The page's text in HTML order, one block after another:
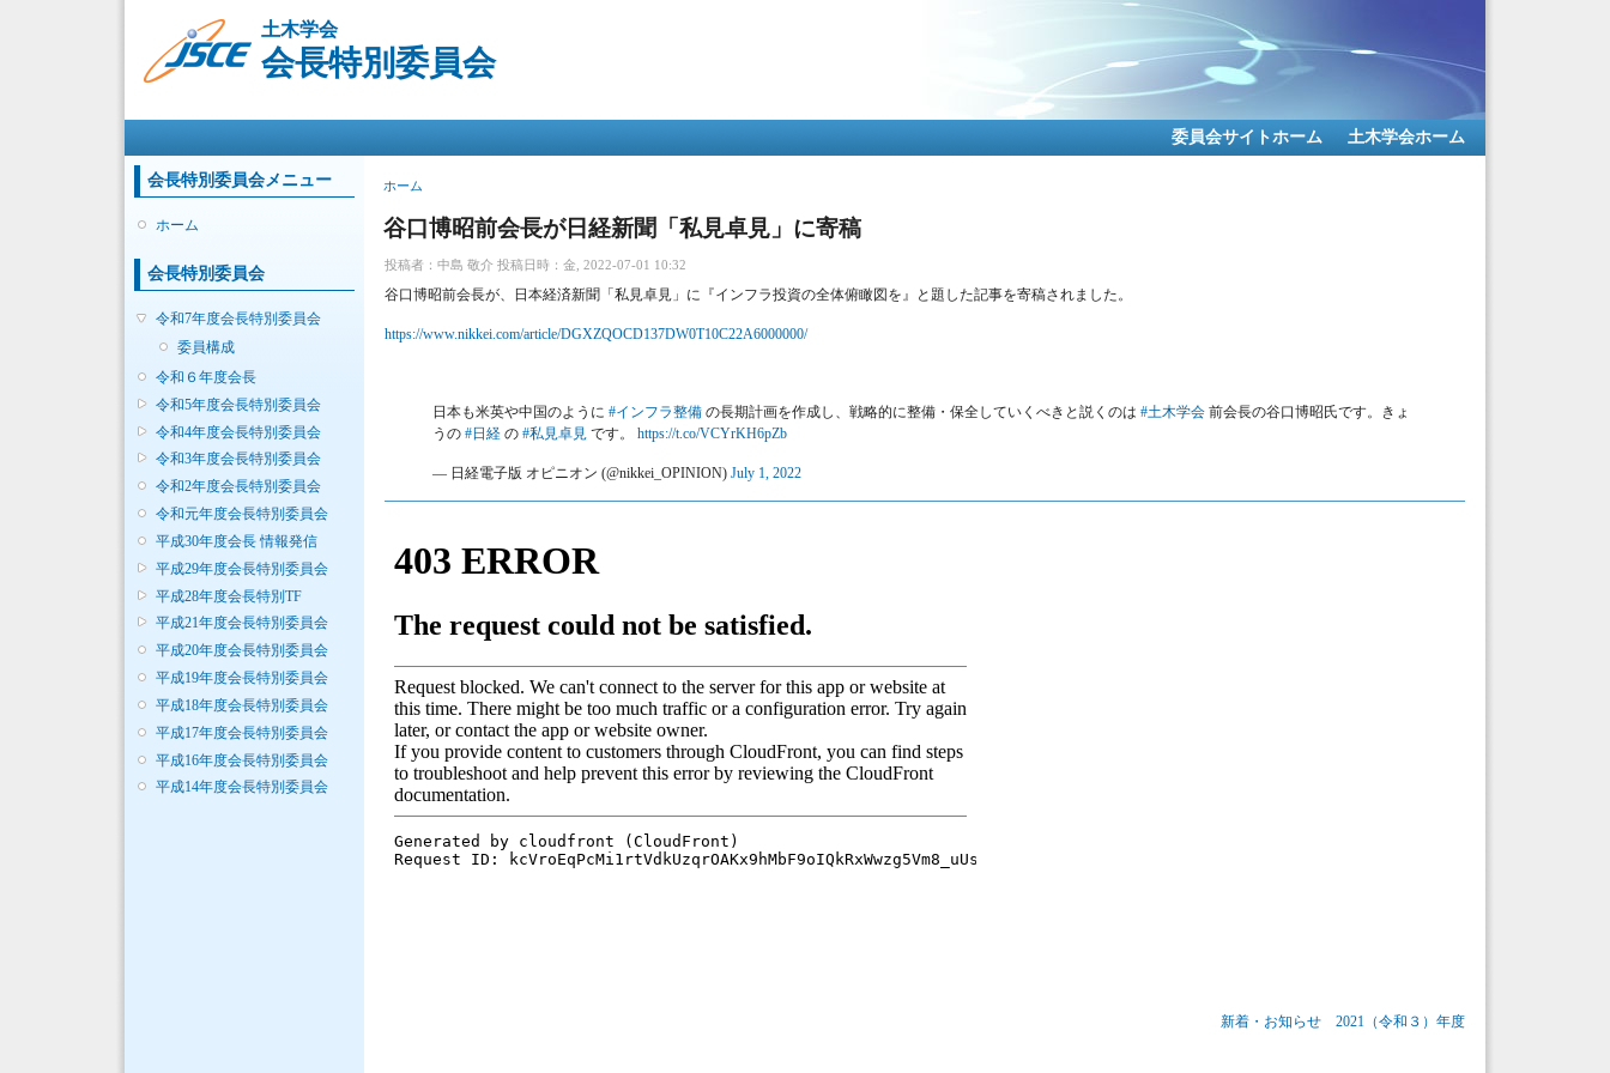
移
動
土木学会
会長特別委員会
委員会サイトホーム 土木学会ホーム
会長特別委員会メニュー
ホーム
会長特別委員会
令和7年度会長特別委員会
委員構成
令和６年度会長
令和5年度会長特別委員会
令和4年度会長特別委員会
令和3年度会長特別委員会
令和2年度会長特別委員会
令和元年度会長特別委員会
平成30年度会長 情報発信
平成29年度会長特別委員会
平成28年度会長特別TF
平成21年度会長特別委員会
平成20年度会長特別委員会
平成19年度会長特別委員会
平成18年度会長特別委員会
平成17年度会長特別委員会
平成16年度会長特別委員会
平成14年度会長特別委員会
現在地
ホーム
谷口博昭前会長が日経新聞「私見卓見」に寄稿
投稿者： 中島 敬介 投稿日時：金, 2022-07-01 10:32
谷口博昭前会長が、日本経済新聞「私見卓見」に『インフラ投資の全体俯瞰図を』と題した記事を寄稿されました。
https://www.nikkei.com/article/DGXZQOCD137DW0T10C22A6000000/
日本も米英や中国のように #インフラ整備 の長期計画を作成し、戦略的に整備・保全していくべきと説くのは #土木学会 前会長の谷口博昭氏です。きょ
うの #日経 の #私見卓見 です。 https://t.co/VCYrKH6pZb
— 日経電子版 オピニオン (@nikkei_OPINION) July 1, 2022
2021（令和３）年度
新着・お知らせ